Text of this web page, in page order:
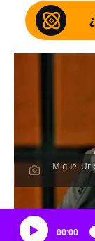
Miguel
00:00